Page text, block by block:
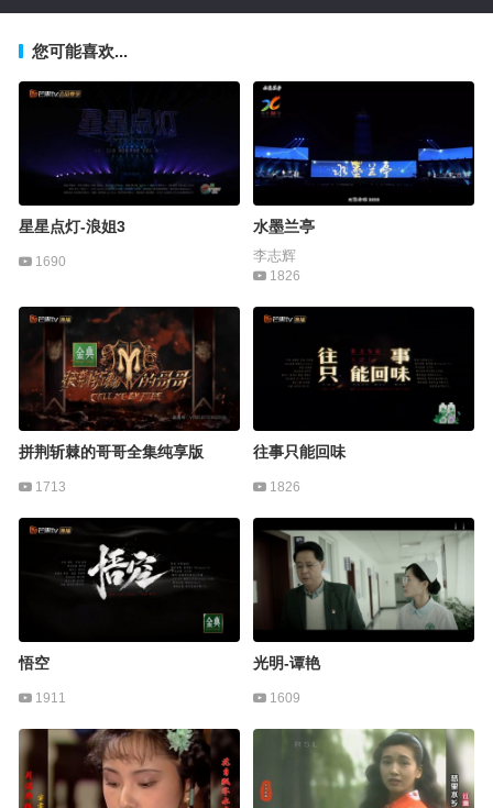
您可能喜欢...
星星点灯-浪姐3
1690
水墨兰亭
李志辉
1826
拼荆斩棘的哥哥全集纯享版
1713
往事只能回味
1826
悟空
1911
光明-谭艳
1609